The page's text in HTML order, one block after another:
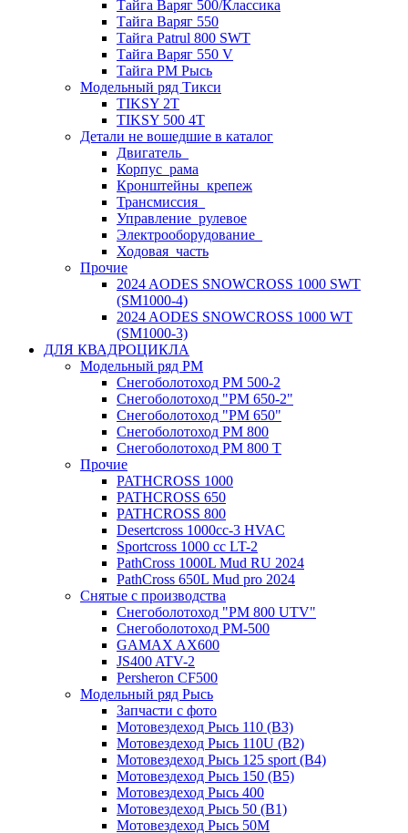
Тайга Варяг 500/Классика
Тайга Варяг 550
Тайга Patrul 800 SWT
Тайга Варяг 550 V
Тайга РМ Рысь
Модельный ряд Тикси
TIKSY 2T
TIKSY 500 4T
Детали не вошедшие в каталог
Двигатель_
Корпус_рама
Кронштейны_крепеж
Трансмиссия_
Управление_рулевое
Электрооборудование_
Ходовая_часть
Прочие
2024 AODES SNOWCROSS 1000 SWT
(SM1000-4)
2024 AODES SNOWCROSS 1000 WT
(SM1000-3)
ДЛЯ КВАДРОЦИКЛА
Модельный ряд РМ
Снегоболотоход РМ 500-2
Снегоболотоход "РМ 650-2"
Снегоболотоход "РМ 650"
Снегоболотоход РМ 800
Снегоболотоход РМ 800 Т
Прочие
PATHCROSS 1000
PATHCROSS 650
PATHCROSS 800
Desertcross 1000cc-3 HVAC
Sportcross 1000 cc LT-2
PathCross 1000L Mud RU 2024
PathCross 650L Mud pro 2024
Снятые с производства
Снегоболотоход "РМ 800 UTV"
Снегоболотоход РМ-500
GAMAX AX600
JS400 ATV-2
Persheron CF500
Модельный ряд Рысь
Запчасти с фото
Мотовездеход Рысь 110 (B3)
Мотовездеход Рысь 110U (B2)
Мотовездеход Рысь 125 sport (B4)
Мотовездеход Рысь 150 (B5)
Мотовездеход Рысь 400
Мотовездеход Рысь 50 (B1)
Мотовездеход Рысь 50M